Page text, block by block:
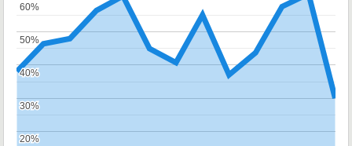
20%
20%
30%
30%
40%
40%
50%
50%
60%
60%